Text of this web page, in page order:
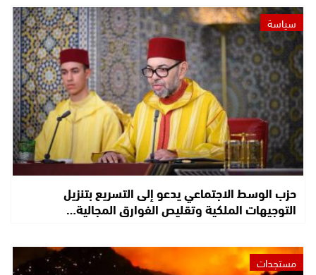
سياسة
حزب الوسط الاجتماعي يدعو إلى التسريع بتنزيل
التوجيهات الملكية وتقليص الفوارق المجالية…
مستجدات